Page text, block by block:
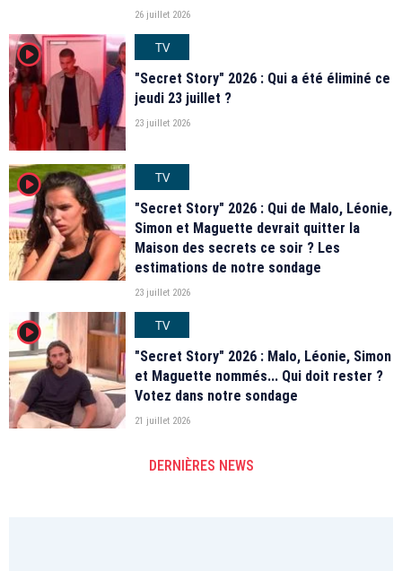
26 juillet 2026
player2
TV
"Secret Story" 2026 : Qui a été éliminé ce
jeudi 23 juillet ?
23 juillet 2026
player2
TV
"Secret Story" 2026 : Qui de Malo, Léonie,
Simon et Maguette devrait quitter la
Maison des secrets ce soir ? Les
estimations de notre sondage
23 juillet 2026
player2
TV
"Secret Story" 2026 : Malo, Léonie, Simon
et Maguette nommés... Qui doit rester ?
Votez dans notre sondage
21 juillet 2026
DERNIÈRES NEWS